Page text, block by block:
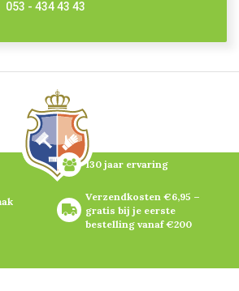
053 - 434 43 43
130 jaar ervaring
Verzendkosten €6,95 –
gratis bij je eerste
bestelling vanaf €200